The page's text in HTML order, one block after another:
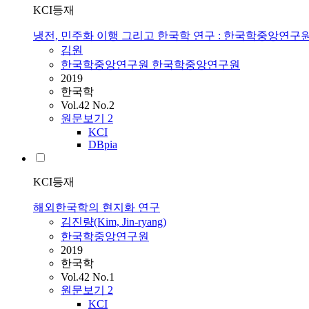
KCI등재
냉전, 민주화 이행 그리고 한국학 연구 : 한국학중앙연구
김원
한국학중앙연구원 한국학중앙연구원
2019
한국학
Vol.42 No.2
원문보기 2
KCI
DBpia
KCI등재
해외한국학의 현지화 연구
김진량(Kim, Jin-ryang)
한국학중앙연구원
2019
한국학
Vol.42 No.1
원문보기 2
KCI